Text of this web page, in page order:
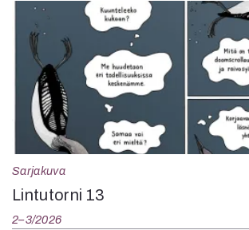
Sarjakuva
Lintutorni 13
2–3/2026